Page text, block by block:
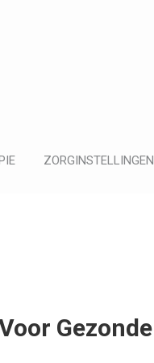
ZORGINSTELLINGEN
Gezonde